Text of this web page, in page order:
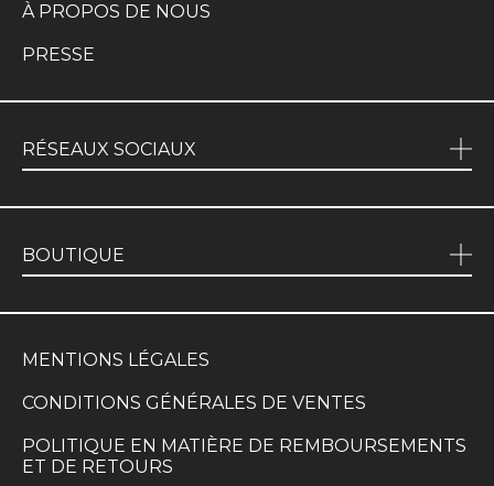
À PROPOS DE NOUS
PRESSE
RÉSEAUX SOCIAUX
BOUTIQUE
MENTIONS LÉGALES
CONDITIONS GÉNÉRALES DE VENTES
POLITIQUE EN MATIÈRE DE REMBOURSEMENTS
ET DE RETOURS